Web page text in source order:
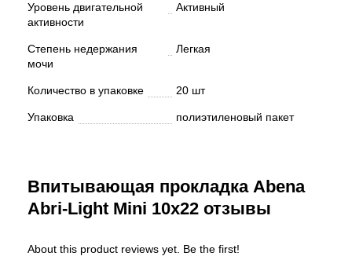
Уровень двигательной
активности
Активный
Степень недержания
мочи
Легкая
Количество в упаковке 20 шт
Упаковка полиэтиленовый пакет
Впитывающая прокладка Abena
Abri-Light Mini 10х22 отзывы
About this product reviews yet. Be the first!